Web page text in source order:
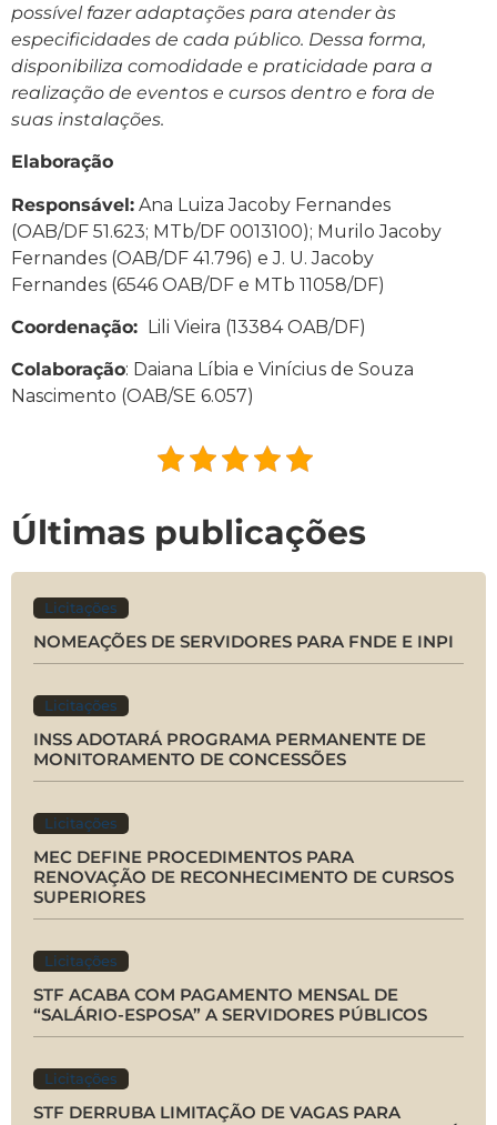
possível fazer adaptações para atender às
especificidades de cada público. Dessa forma,
disponibiliza comodidade e praticidade para a
realização de eventos e cursos dentro e fora de
suas instalações.
Elaboração
Responsável: Ana Luiza Jacoby Fernandes
(OAB/DF 51.623; MTb/DF 0013100); Murilo Jacoby
Fernandes (OAB/DF 41.796) e J. U. Jacoby
Fernandes (6546 OAB/DF e MTb 11058/DF)
Coordenação: Lili Vieira (13384 OAB/DF)
Colaboração: Daiana Líbia e Vinícius de Souza
Nascimento (OAB/SE 6.057)
Últimas publicações
Licitações
NOMEAÇÕES DE SERVIDORES PARA FNDE E INPI
Licitações
INSS ADOTARÁ PROGRAMA PERMANENTE DE
MONITORAMENTO DE CONCESSÕES
Licitações
MEC DEFINE PROCEDIMENTOS PARA
RENOVAÇÃO DE RECONHECIMENTO DE CURSOS
SUPERIORES
Licitações
STF ACABA COM PAGAMENTO MENSAL DE
“SALÁRIO-ESPOSA” A SERVIDORES PÚBLICOS
Licitações
STF DERRUBA LIMITAÇÃO DE VAGAS PARA